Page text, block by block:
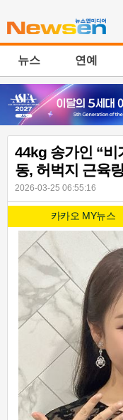
뉴스 연예
44kg 송가인 “비
동, 허벅지 근육
2026-03-25 06:55:16
카카오 MY뉴스